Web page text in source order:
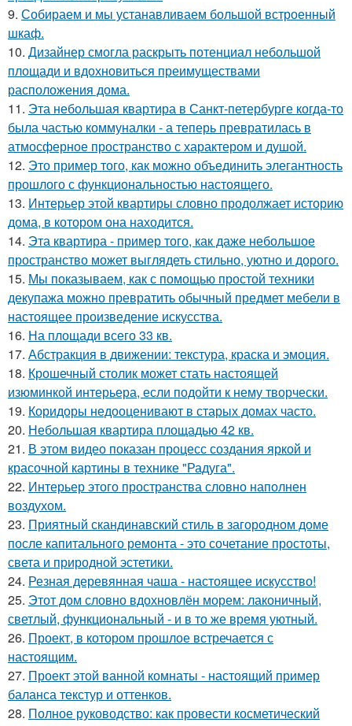
9. Собираем и мы устанавливаем большой встроенный
шкаф.
10. Дизайнер смогла раскрыть потенциал небольшой
площади и вдохновиться преимуществами
расположения дома.
11. Эта небольшая квартира в Санкт-петербурге когда-то
была частью коммуналки - а теперь превратилась в
атмосферное пространство с характером и душой.
12. Это пример того, как можно объединить элегантность
прошлого с функциональностью настоящего.
13. Интерьер этой квартиры словно продолжает историю
дома, в котором она находится.
14. Эта квартира - пример того, как даже небольшое
пространство может выглядеть стильно, уютно и дорого.
15. Мы показываем, как с помощью простой техники
декупажа можно превратить обычный предмет мебели в
настоящее произведение искусства.
16. На площади всего 33 кв.
17. Абстракция в движении: текстура, краска и эмоция.
18. Крошечный столик может стать настоящей
изюминкой интерьера, если подойти к нему творчески.
19. Коридоры недооценивают в старых домах часто.
20. Небольшая квартира площадью 42 кв.
21. В этом видео показан процесс создания яркой и
красочной картины в технике "Радуга".
22. Интерьер этого пространства словно наполнен
воздухом.
23. Приятный скандинавский стиль в загородном доме
после капитального ремонта - это сочетание простоты,
света и природной эстетики.
24. Резная деревянная чаша - настоящее искусство!
25. Этот дом словно вдохновлён морем: лаконичный,
светлый, функциональный - и в то же время уютный.
26. Проект, в котором прошлое встречается с
настоящим.
27. Проект этой ванной комнаты - настоящий пример
баланса текстур и оттенков.
28. Полное руководство: как провести косметический